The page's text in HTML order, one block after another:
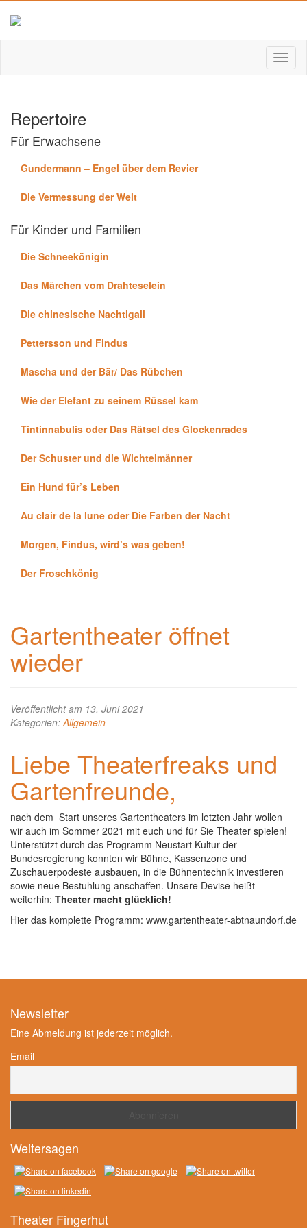
Repertoire
Für Erwachsene
Gundermann – Engel über dem Revier
Die Vermessung der Welt
Für Kinder und Familien
Die Schneekönigin
Das Märchen vom Drahteselein
Die chinesische Nachtigall
Pettersson und Findus
Mascha und der Bär/ Das Rübchen
Wie der Elefant zu seinem Rüssel kam
Tintinnabulis oder Das Rätsel des Glockenrades
Der Schuster und die Wichtelmänner
Ein Hund für’s Leben
Au clair de la lune oder Die Farben der Nacht
Morgen, Findus, wird’s was geben!
Der Froschkönig
Gartentheater öffnet
wieder
Veröffentlicht am 13. Juni 2021
Kategorien:Allgemein
Liebe Theaterfreaks und
Gartenfreunde,
nach dem Start unseres Gartentheaters im letzten Jahr wollen
wir auch im Sommer 2021 mit euch und für Sie Theater spielen!
Unterstützt durch das Programm Neustart Kultur der
Bundesregierung konnten wir Bühne, Kassenzone und
Zuschauerpodeste ausbauen, in die Bühnentechnik investieren
sowie neue Bestuhlung anschaffen. Unsere Devise heißt
weiterhin: Theater macht glücklich!
Hier das komplette Programm: www.gartentheater-abtnaundorf.de
Newsletter
Eine Abmeldung ist jederzeit möglich.
Email
Weitersagen
Theater Fingerhut